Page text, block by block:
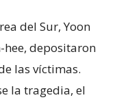
del Sur, Yoon
hee, depositaron
las víctimas.
la tragedia, el